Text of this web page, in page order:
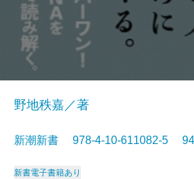
野地秩嘉／著
新潮新書 978-4-10-611082-5
新書電子書籍あり